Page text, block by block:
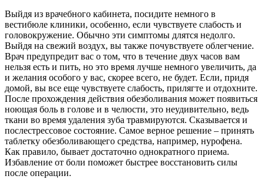
Выйдя из врачебного кабинета, посидите немного в
вестибюле клиники, особенно, если чувствуете слабость и
головокружение. Обычно эти симптомы длятся недолго.
Выйдя на свежий воздух, вы также почувствуете облегчение.
Врач предупредит вас о том, что в течение двух часов вам
нельзя есть и пить, но это время лучше немного увеличить, да
и желания особого у вас, скорее всего, не будет. Если, придя
домой, вы все еще чувствуете слабость, прилягте и отдохните.
После прохождения действия обезболивания может появиться
ноющая боль в голове и в челюсти, это неудивительно, ведь
ткани во время удаления зуба травмируются. Сказывается и
послестрессовое состояние. Самое верное решение – принять
таблетку обезболивающего средства, например, нурофена.
Как правило, бывает достаточно однократного приема.
Избавление от боли поможет быстрее восстановить силы
после операции.